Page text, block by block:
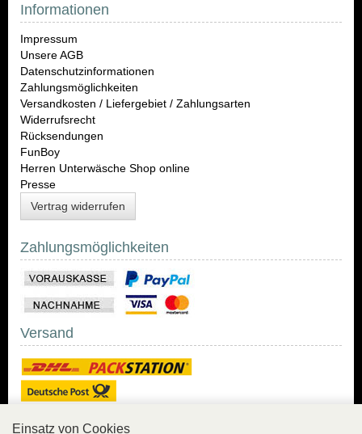
Informationen
Impressum
Unsere AGB
Datenschutzinformationen
Zahlungsmöglichkeiten
Versandkosten / Liefergebiet / Zahlungsarten
Widerrufsrecht
Rücksendungen
FunBoy
Herren Unterwäsche Shop online
Presse
Vertrag widerrufen
Zahlungsmöglichkeiten
Versand
Einsatz von Cookies